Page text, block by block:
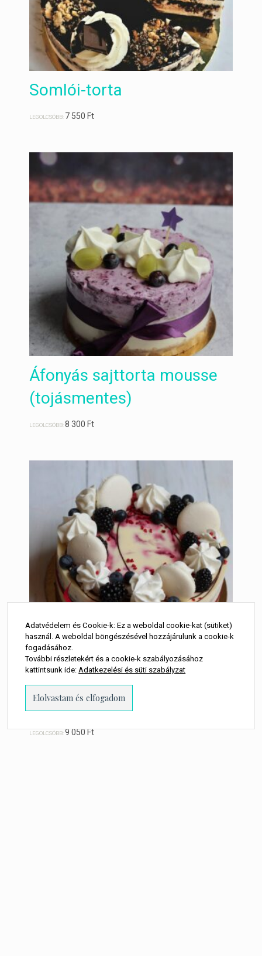
Somlói-torta
LEGOLCSÓBB: 7 550Ft
Áfonyás sajttorta mousse
(tojásmentes)
LEGOLCSÓBB:8 300Ft
Fehércsokoládés-málnás
mousse-torta (lisztmentes)
LEGOLCSÓBB:9 050Ft
Adatvédelem és Cookie-k: Ez a weboldal cookie-kat (sütiket)
használ. A weboldal böngészésével hozzájárulunk a cookie-k
fogadásához.
További részletekért és a cookie-k szabályozásához
kattintsunk ide:Adatkezelési és süti szabályzat